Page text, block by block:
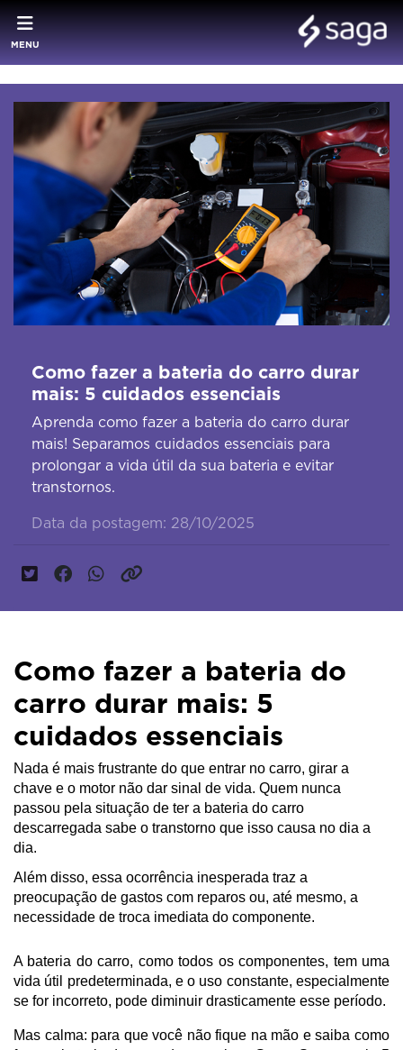
MENU
Como fazer a bateria do carro durar
mais: 5 cuidados essenciais
Aprenda como fazer a bateria do carro durar
mais! Separamos cuidados essenciais para
prolongar a vida útil da sua bateria e evitar
transtornos.
Data da postagem: 28/10/2025
Como fazer a bateria do
carro durar mais: 5
cuidados essenciais
Nada é mais frustrante do que entrar no carro, girar a
chave e o motor não dar sinal de vida. Quem nunca
passou pela situação de ter a bateria do carro
descarregada sabe o transtorno que isso causa no dia a
dia.
Além disso, essa ocorrência inesperada traz a
preocupação de gastos com reparos ou, até mesmo, a
necessidade de troca imediata do componente.
A bateria do carro, como todos os componentes, tem uma
vida útil predeterminada, e o uso constante, especialmente
se for incorreto, pode diminuir drasticamente esse período.
Mas calma: para que você não fique na mão e saiba como